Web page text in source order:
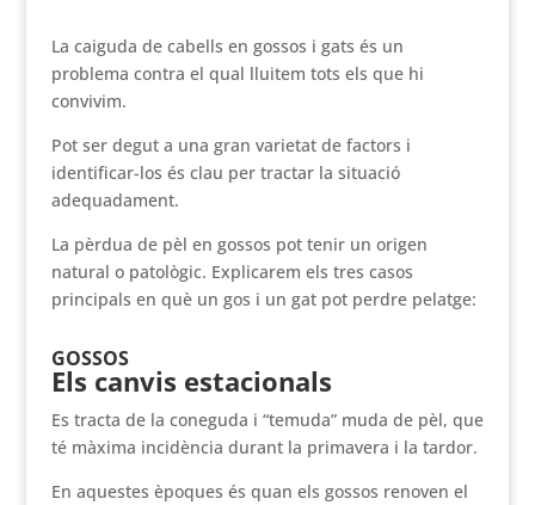
La caiguda de cabells en gossos i gats és un
problema contra el qual lluitem tots els que hi
convivim.
Pot ser degut a una gran varietat de factors i
identificar-los és clau per tractar la situació
adequadament.
La pèrdua de pèl en gossos pot tenir un origen
natural o patològic. Explicarem els tres casos
principals en què un gos i un gat pot perdre pelatge:
GOSSOS
Els canvis estacionals
Es tracta de la coneguda i “temuda” muda de pèl, que
té màxima incidència durant la primavera i la tardor.
En aquestes èpoques és quan els gossos renoven el